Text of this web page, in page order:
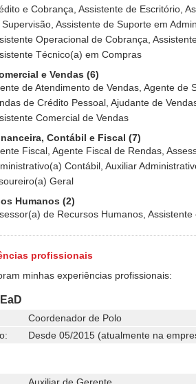
e Cobrança, Assistente de Escritório,
Assistente de Suporte em
Operacional de Cobrança,
Técnico(a) em Compras
e Vendas (6)
de Atendimento de Vendas, Agente de
de Crédito Pessoal, Ajudante de
Comercial de Vendas
Contábil e Fiscal (7)
Fiscal, Agente Fiscal de Rendas,
Contábil, Auxiliar
Geral
Humanos (2)
de Recursos Humanos,
profissionais
minhas experiências profissionais:
Coordenador de Polo
Desde 05/2015 (atualmente na